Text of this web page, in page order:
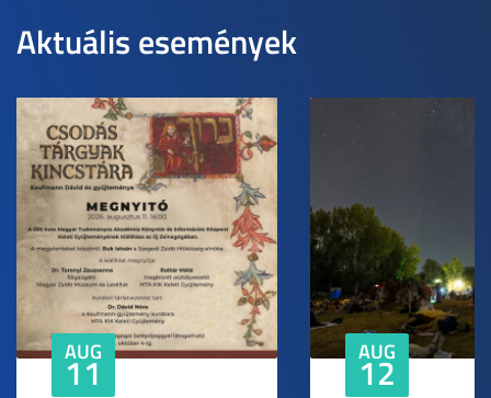
Aktuális események
AUG
11 AUG
12